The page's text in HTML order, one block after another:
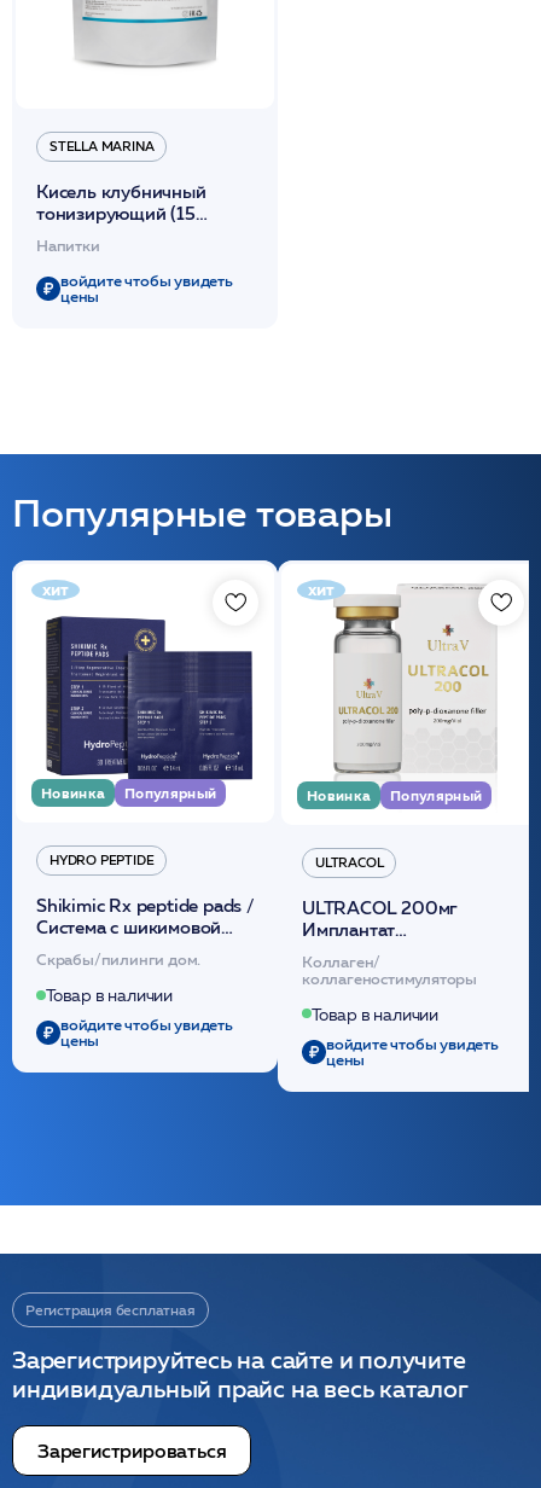
STELLA MARINA
Кисель клубничный
тонизирующий (15
порций) 320мл /Stella
Marina
Напитки
войдите чтобы увидеть
цены
Популярные товары
хит
Новинка Популярный
HYDRO PEPTIDE
Shikimic Rx peptide pads /
Cистема с шикимовой
кислотой обновляющая
(30шт) /HP
Скрабы/пилинги дом.
Товар в наличии
войдите чтобы увидеть
цены
хит
Новинка Популярный
ULTRACOL
ULTRACOL 200мг
Имплантат
внутридермальный,
стерильный на основе
полидиоксанона
/ULTRACOL
Коллаген/
коллагеностимуляторы
Товар в наличии
войдите чтобы увидеть
цены
Регистрация бесплатная
Зарегистрируйтесь на сайте и получите
индивидуальный прайс на весь каталог
Зарегистрироваться